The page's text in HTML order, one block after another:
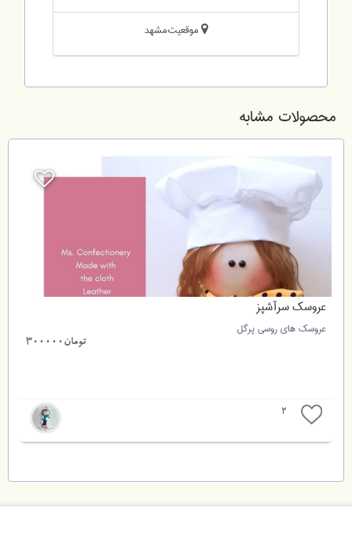
موقعیت:مشهد
محصولات مشابه
عروسک سرآشپز
عروسک های روسی پرگل
تومان300000
2